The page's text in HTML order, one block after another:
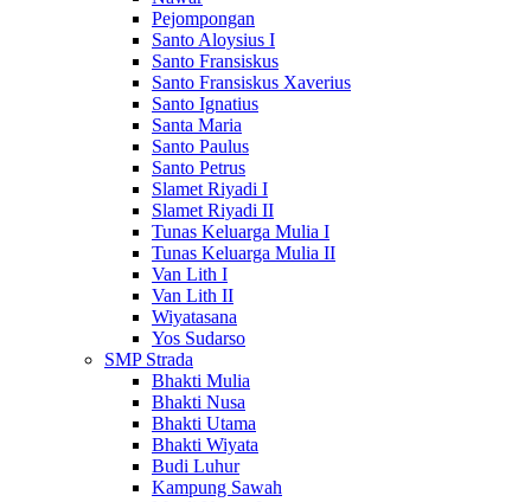
Pejompongan
Santo Aloysius I
Santo Fransiskus
Santo Fransiskus Xaverius
Santo Ignatius
Santa Maria
Santo Paulus
Santo Petrus
Slamet Riyadi I
Slamet Riyadi II
Tunas Keluarga Mulia I
Tunas Keluarga Mulia II
Van Lith I
Van Lith II
Wiyatasana
Yos Sudarso
SMP Strada
Bhakti Mulia
Bhakti Nusa
Bhakti Utama
Bhakti Wiyata
Budi Luhur
Kampung Sawah